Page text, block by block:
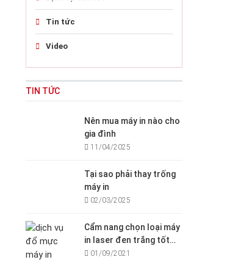
Tin tức
Video
TIN TỨC
Nên mua máy in nào cho
gia đình
11/04/2025
Tại sao phải thay trống
máy in
02/03/2025
Cẩm nang chọn loại máy
in laser đen trắng tốt
cho văn phòng, gia đình
01/09/2021